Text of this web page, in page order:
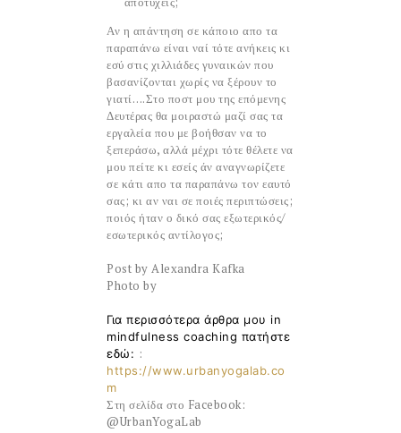
Αν η απάντηση σε κάποιο απο τα
παραπάνω είναι ναί τότε ανήκεις κι
εσύ στις χιλλιάδες γυναικών που
βασανίζονται χωρίς να ξέρουν το
γιατί….Στο ποστ μου της επόμενης
Δευτέρας θα μοιραστώ μαζί σας τα
εργαλεία που με βοήθσαν να το
ξεπεράσω, αλλά μέχρι τότε θέλετε να
μου πείτε κι εσείς άν αναγνωρίζετε
σε κάτι απο τα παραπάνω τον εαυτό
σας; κι αν ναι σε ποιές περιπτώσεις;
ποιός ήταν ο δικό σας εξωτερικός/
εσωτερικός αντίλογος;
Post by Alexandra Kafka
Photo by
Για περισσότερα άρθρα μου in
mindfulness coaching πατήστε
εδώ: :
https://www.urbanyogalab.co
m
Στη σελίδα στο Facebook:
@UrbanYogaLab